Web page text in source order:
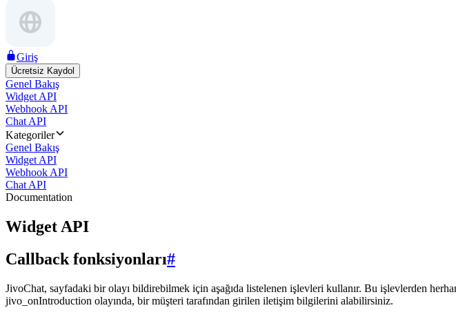
Giriş
Ücretsiz Kaydol
Genel Bakış
Widget API
Webhook API
Chat API
Kategoriler
Genel Bakış
Widget API
Webhook API
Chat API
Documentation
Widget API
Callback fonksiyonları#
JivoChat, sayfadaki bir olayı bildirebilmek için aşağıda listelenen işlevleri kullanır. Bu işlevlerden
jivo_onIntroduction olayında, bir müşteri tarafından girilen iletişim bilgilerini alabilirsiniz.